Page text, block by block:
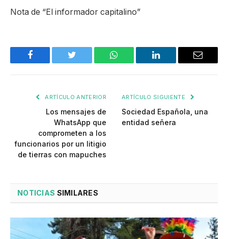
Nota de “El informador capitalino”
Facebook Twitter WhatsApp LinkedIn Email
ARTÍCULO ANTERIOR
Los mensajes de
WhatsApp que
comprometen a los
funcionarios por un litigio
de tierras con mapuches
ARTÍCULO SIGUIENTE
Sociedad Española, una
entidad señera
NOTICIAS SIMILARES